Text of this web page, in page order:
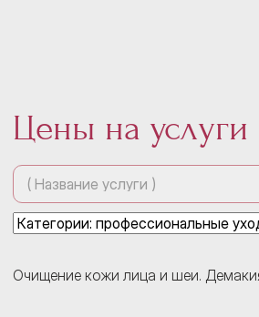
Цены на услуги
Очищение кожи лица и шеи.